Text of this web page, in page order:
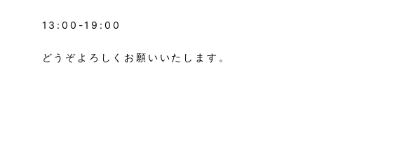
13:00-19:00
どうぞよろしくお願いいたします。